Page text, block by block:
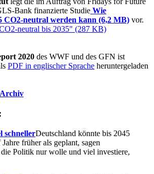
Bank finanzierte Studie Wie
CO2-neutral werden kann (6,2 MB) vor.
neutral bis 2035" (287 KB)
2020 des WWF und des GFN ist
PDF in englischer Sprache heruntergeladen
Archiv
schnellerDeutschland könnte bis 2045
früher als geplant, sagen
Politik nur wolle und viel investiere,